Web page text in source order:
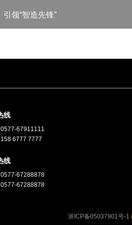
领“智造先锋”
线
0577-67911111
6777 7777
线
0577-67288878
67288878
浙ICP备05037901号-1